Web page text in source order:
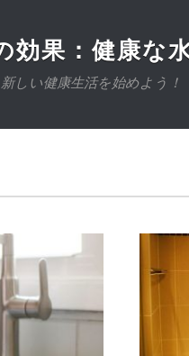
効果：健康な
しい健康生活を始めよう！